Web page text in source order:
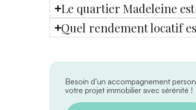
Le quartier Madeleine
Quel rendement locatif
Besoin d’un accompagnement
votre projet immobilier avec sérénité !